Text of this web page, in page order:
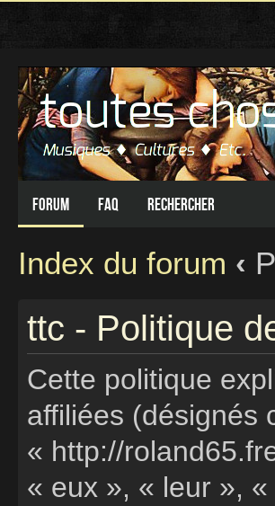
Forum FAQ Rechercher
Index du forum ‹
ttc - Politique
Cette politique
affiliées (désignés
« http://
« eux », « leur »,